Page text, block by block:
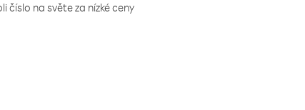
na světe za nízké ceny